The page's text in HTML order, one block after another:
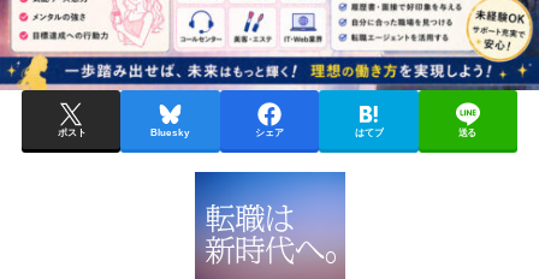
ポスト Bluesky シェア はてブ 送る